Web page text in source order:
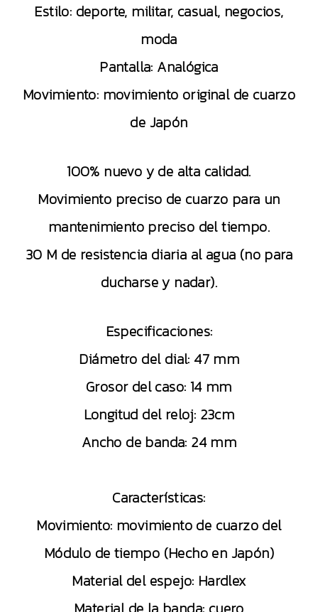
Estilo: deporte, militar, casual, negocios,
moda
Pantalla: Analógica
Movimiento: movimiento original de cuarzo
de Japón
100% nuevo y de alta calidad.
Movimiento preciso de cuarzo para un
mantenimiento preciso del tiempo.
30 M de resistencia diaria al agua (no para
ducharse y nadar).
Especificaciones:
Diámetro del dial: 47 mm
Grosor del caso: 14 mm
Longitud del reloj: 23cm
Ancho de banda: 24 mm
Características:
Movimiento: movimiento de cuarzo del
Módulo de tiempo (Hecho en Japón)
Material del espejo: Hardlex